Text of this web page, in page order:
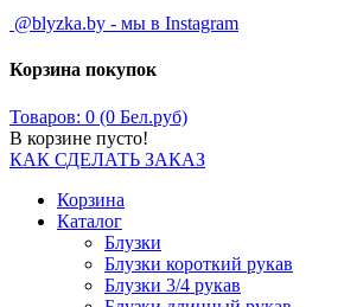
@blyzka.by - мы в Instagram
Корзина покупок
Товаров: 0 (0 Бел.руб)
В корзине пусто!
КАК СДЕЛАТЬ ЗАКАЗ
Корзина
Каталог
Блузки
Блузки короткий рукав
Блузки 3/4 рукав